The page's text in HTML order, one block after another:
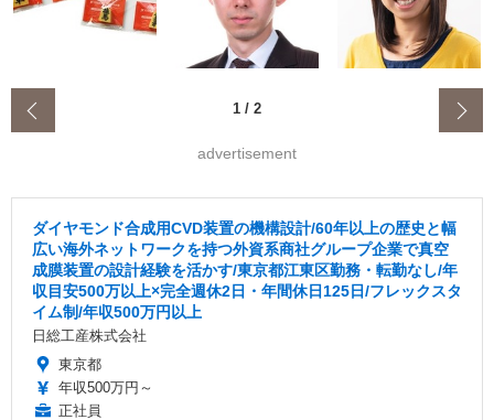
1 / 2
advertisement
ダイヤモンド合成用CVD装置の機構設計/60年以上の歴史と幅
広い海外ネットワークを持つ外資系商社グループ企業で真空
成膜装置の設計経験を活かす/東京都江東区勤務・転勤なし/年
収目安500万以上×完全週休2日・年間休日125日/フレックスタ
イム制/年収500万円以上
日総工産株式会社
東京都
年収500万円～
正社員